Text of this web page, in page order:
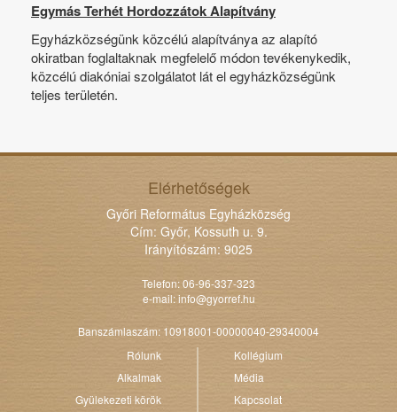
Egymás Terhét Hordozzátok Alapítvány
Egyházközségünk közcélú alapítványa az alapító
okiratban foglaltaknak megfelelő módon tevékenykedik,
közcélú diakóniai szolgálatot lát el egyházközségünk
teljes területén.
Elérhetőségek
Győri Református Egyházközség
Cím: Győr, Kossuth u. 9.
Irányítószám: 9025
Telefon: 06-96-337-323
e-mail:info@gyorref.hu
Banszámlaszám: 10918001-00000040-29340004
Rólunk
Alkalmak
Gyülekezeti körök
Kollégium
Média
Kapcsolat